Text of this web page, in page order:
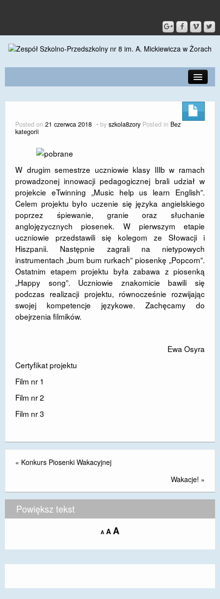
KONTAKT
DLA RODZICÓW I UCZNIÓW
DLA PRACOWNIKÓW
GALERIA
SPORT
DOSTĘPNOŚĆ
POLITYKA PRYWATNOŚCI
RODO
EGZAMIN ÓSMOKLASISTY
STANDARDY OCHRONY MAŁOLETNICH
REKRUTACJA 2026/2027
Posted on 21 czerwca 2018 by szkola8zory Posted in Bez
kategorii
W drugim semestrze uczniowie klasy IIIb w ramach
prowadzonej innowacji pedagogicznej brali udział w
projekcie eTwinning „Music help us learn English”.
Celem projektu było uczenie się języka angielskiego
poprzez śpiewanie, granie oraz słuchanie
anglojęzycznych piosenek. W pierwszym etapie
uczniowie przedstawili się kolegom ze Słowacji i
Hiszpanii. Następnie zagrali na nietypowych
instrumentach „bum bum rurkach” piosenkę „Popcorn”.
Ostatnim etapem projektu była zabawa z piosenką
„Happy song”. Uczniowie znakomicie bawili się
podczas realizacji projektu, równocześnie rozwijając
swojej kompetencje językowe. Zachęcamy do
obejrzenia filmików.
Ewa Osyra
Certyfikat projektu
Film nr 1
Film nr 2
Film nr 3
« Konkurs Piosenki Wakacyjnej
Wakacje! »
Powiększ tekst
A Decrease
size.
A Reset
size.
AIncrease
size.